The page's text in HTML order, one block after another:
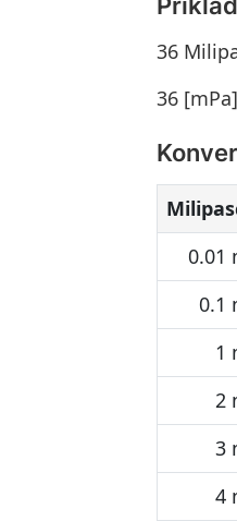
36
36
0.01
0.1
1
2
3
4